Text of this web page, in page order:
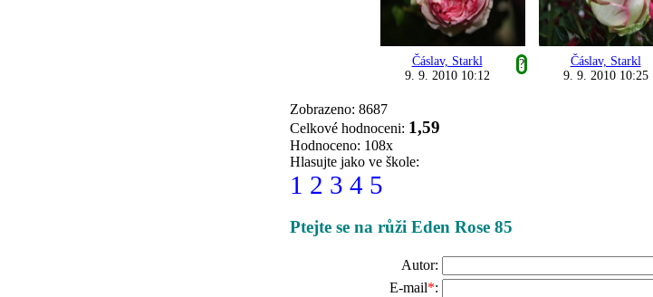
Čáslav, Starkl
?
9. 9. 2010 10:12
Čáslav, Starkl
9. 9. 2010 10:25
Zobrazeno: 8687
Celkové hodnoceni: 1,59
Hodnoceno: 108x
Hlasujte jako ve škole:
1 2 3 4 5
Ptejte se na růži Eden Rose 85
Autor:
E-mail*: